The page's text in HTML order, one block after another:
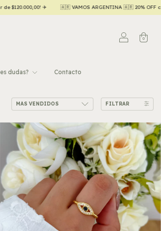
🇦🇷 20% OFF contado efectivo/transferencia 💵
0
dudas? Contacto
FILTRAR